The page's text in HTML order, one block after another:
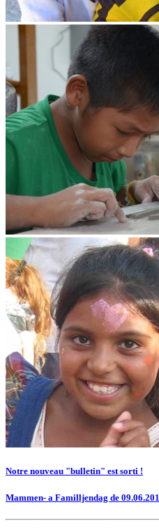
Notre nouveau "bulletin" est sorti !
Mammen- a Familljendag de